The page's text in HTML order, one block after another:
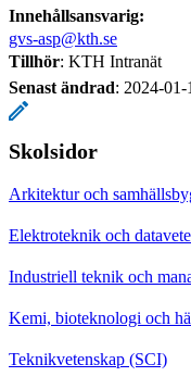
Innehållsansvarig:
gvs-asp@kth.se
Tillhör: KTH Intranät
Senast ändrad: 2024-01-
Skolsidor
Arkitektur och
Elektroteknik och
Industriell teknik och
Kemi, bioteknologi och
Teknikvetenskap (SCI)